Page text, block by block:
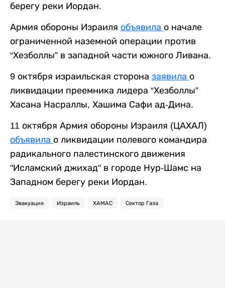
берегу реки Иордан.
Армия обороны Израиля объявила о начале
ограниченной наземной операции против
“Хезболлы” в западной части южного Ливана.
9 октября израильская сторона заявила о
ликвидации преемника лидера “Хезболлы”
Хасана Насраллы, Хашима Сафи ад-Дина.
11 октября Армия обороны Израиля (ЦАХАЛ)
объявила о ликвидации полевого командира
радикального палестинского движения
"Исламский джихад" в городе Нур-Шамс на
Западном берегу реки Иордан.
Эвакуация Израиль ХАМАС Сектор Газа